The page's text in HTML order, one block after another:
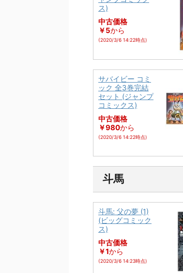
ス)
中古価格
￥5から
(2020/3/6 14:22時点)
サバイビー コミ
ック 全3巻完結
セット (ジャンプ
コミックス)
中古価格
￥980から
(2020/3/6 14:22時点)
斗馬
斗馬: 父の夢 (1)
(ビッグコミック
ス)
中古価格
￥1から
(2020/3/6 14:23時点)